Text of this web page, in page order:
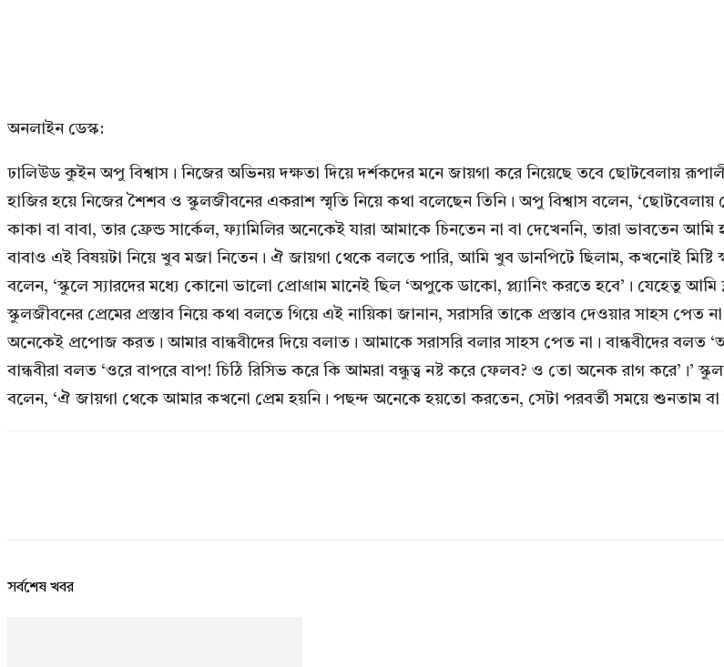
অনলাইন ডেস্ক:
ঢালিউড কুইন অপু বিশ্বাস। নিজের অভিনয় দক্ষতা দিয়ে দর্শকদের মনে জায়গা করে নিয়েছে তবে ছোটবেলায়
হাজির হয়ে নিজের শৈশব ও স্কুলজীবনের একরাশ স্মৃতি নিয়ে কথা বলেছেন তিনি। অপু বিশ্বাস বলেন,
কাকা বা বাবা, তার ফ্রেন্ড সার্কেল, ফ্যামিলির অনেকেই যারা আমাকে চিনতেন না বা দেখেননি, তারা
বাবাও এই বিষয়টা নিয়ে খুব মজা নিতেন। ঐ জায়গা থেকে বলতে পারি, আমি খুব ডানপিটে ছিলাম, কখনোই
বলেন, ‘স্কুলে স্যারদের মধ্যে কোনো ভালো প্রোগ্রাম মানেই ছিল ‘অপুকে ডাকো, প্ল্যানিং করতে হবে’। যেহেতু আমি
স্কুলজীবনের প্রেমের প্রস্তাব নিয়ে কথা বলতে গিয়ে এই নায়িকা জানান, সরাসরি তাকে প্রস্তাব দেওয়ার সাহস পেত
অনেকেই প্রপোজ করত। আমার বান্ধবীদের দিয়ে বলাত। আমাকে সরাসরি বলার সাহস পেত না। বান্ধবীদের বলত
বান্ধবীরা বলত ‘ওরে বাপরে বাপ! চিঠি রিসিভ করে কি আমরা বন্ধুত্ব নষ্ট করে ফেলব? ও তো অনেক রাগ করে’।’
বলেন, ‘ঐ জায়গা থেকে আমার কখনো প্রেম হয়নি। পছন্দ অনেকে হয়তো করতেন, সেটা পরবর্তী সময়ে শুনতাম বা
সর্বশেষ খবর